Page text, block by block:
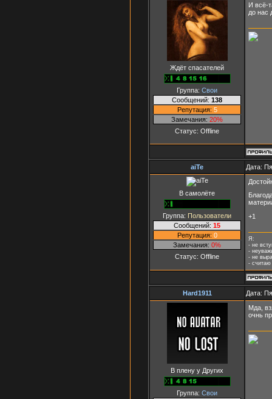
Ждёт спасателей
Группа: Свои
Сообщений: 138
Репутация: 5
Замечания: 20%
Статус: Offline
И всё-
до нас
aiTe Дата:
В самолёте
Группа: Пользователи
Сообщений: 15
Репутация: 0
Замечания: 0%
Статус: Offline
+1
Я:
- не
-
- не
- считаю
Hard1911 Дата:
В плену у Других
Группа: Свои
Мда,
очнь